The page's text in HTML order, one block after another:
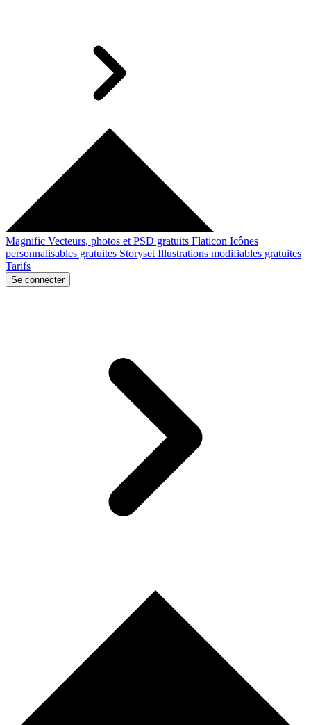
Magnific Vecteurs, photos et PSD gratuits Flaticon Icônes
personnalisables gratuites Storyset Illustrations modifiables gratuites
Tarifs
Se connecter